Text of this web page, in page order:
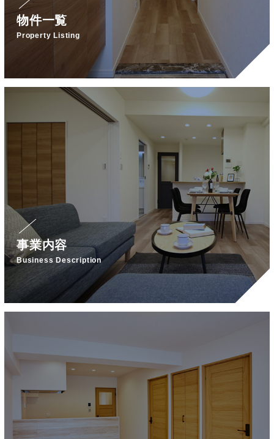
物件一覧
Property Listing
事業内容
Business Description